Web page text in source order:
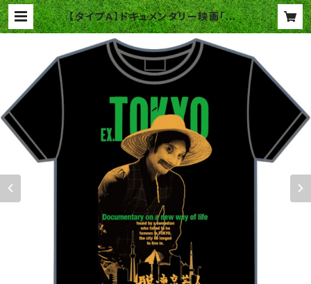
【タイプＡ】ドキュメンタリー映画「脱・
東京芸人」オリジナルＴシャツ | 本坊